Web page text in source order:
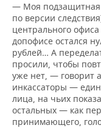
— Моя подзащитная
по версии
центрального
допофисе остался
рублей… А
просили, чтобы
уже нет, — говорит
инкассаторы —
лица, на чьих
остальных — как
принимающего,